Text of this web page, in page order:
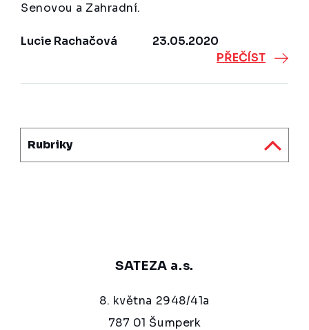
Senovou a Zahradní.
Lucie Rachačová
23.05.2020
PŘEČÍST
Rubriky
SATEZA a.s.
8. května 2948/41a
787 01 Šumperk